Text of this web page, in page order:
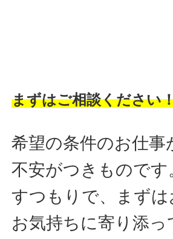
まずはご相談ください
希望の条件のお仕
不安がつきもので
すつもりで、まず
お気持ちに寄り添